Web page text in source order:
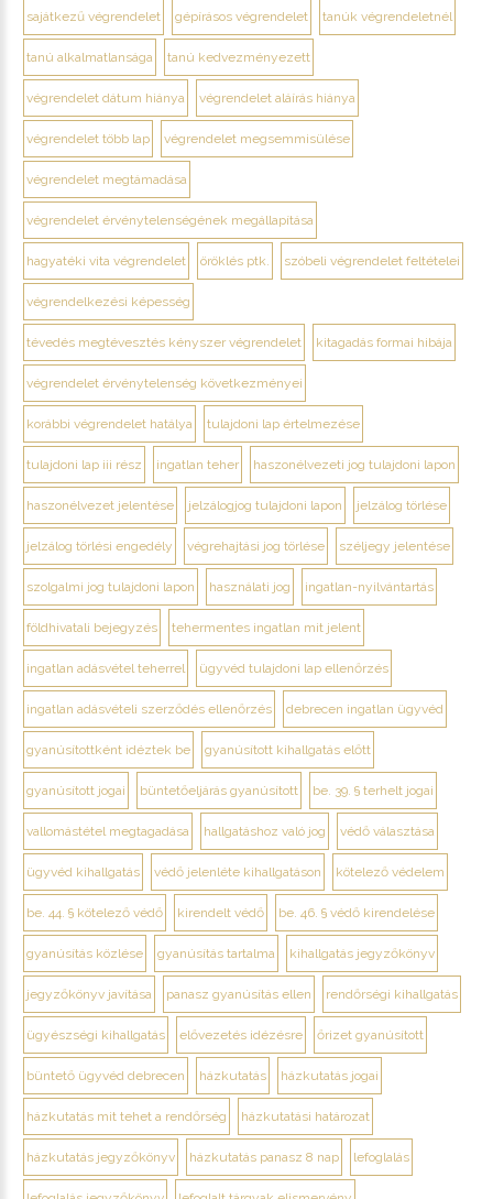
sajátkezű végrendelet gépírásos végrendelet tanúk végrendeletnél
tanú alkalmatlansága tanú kedvezményezett
végrendelet dátum hiánya végrendelet aláírás hiánya
végrendelet több lap végrendelet megsemmisülése
végrendelet megtámadása
végrendelet érvénytelenségének megállapítása
hagyatéki vita végrendelet öröklés ptk. szóbeli végrendelet feltételei
végrendelkezési képesség
tévedés megtévesztés kényszer végrendelet kitagadás formai hibája
végrendelet érvénytelenség következményei
korábbi végrendelet hatálya tulajdoni lap értelmezése
tulajdoni lap iii rész ingatlan teher haszonélvezeti jog tulajdoni lapon
haszonélvezet jelentése jelzálogjog tulajdoni lapon jelzálog törlése
jelzálog törlési engedély végrehajtási jog törlése széljegy jelentése
szolgalmi jog tulajdoni lapon használati jog ingatlan-nyilvántartás
földhivatali bejegyzés tehermentes ingatlan mit jelent
ingatlan adásvétel teherrel ügyvéd tulajdoni lap ellenőrzés
ingatlan adásvételi szerződés ellenőrzés debrecen ingatlan ügyvéd
gyanúsítottként idéztek be gyanúsított kihallgatás előtt
gyanúsított jogai büntetőeljárás gyanúsított be. 39. § terhelt jogai
vallomástétel megtagadása hallgatáshoz való jog védő választása
ügyvéd kihallgatás védő jelenléte kihallgatáson kötelező védelem
be. 44. § kötelező védő kirendelt védő be. 46. § védő kirendelése
gyanúsítás közlése gyanúsítás tartalma kihallgatás jegyzőkönyv
jegyzőkönyv javítása panasz gyanúsítás ellen rendőrségi kihallgatás
ügyészségi kihallgatás elővezetés idézésre őrizet gyanúsított
büntető ügyvéd debrecen házkutatás házkutatás jogai
házkutatás mit tehet a rendőrség házkutatási határozat
házkutatás jegyzőkönyv házkutatás panasz 8 nap lefoglalás